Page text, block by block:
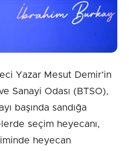
Yazar Mesut Demir’in
Sanayi Odası (BTSO),
başında sandığa
seçim heyecanı,
heyecan